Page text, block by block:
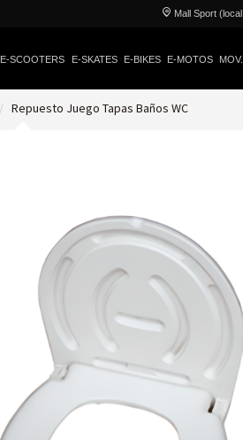
Mall Sport
E-SCOOTERS E-SKATES E-BIKES E-MOTOS
Repuesto Juego Tapas Baños WC